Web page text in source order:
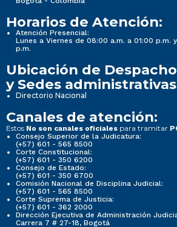
Horarios de Atención:
Atención Presencial:
Lunes a Viernes de 08:00 a.m. a 01:00 p.m.
p.m.
Ubicación de
y Sedes
Directorio Nacional
Canales de atención:
Estos No son canales oficiales para tramitar
Consejo Superior de la Judicatura:
(+57) 601 - 565 8500
Corte Constitucional:
(+57) 601 - 350 6200
Consejo de Estado:
(+57) 601 - 350 6700
Comisión Nacional de Disciplina Judicial:
(+57) 601 - 565 8500
Corte Suprema de Justicia:
(+57) 601 - 362 2000
Dirección Ejecutiva de Administración
Carrera 7 # 27-18, Bogotá